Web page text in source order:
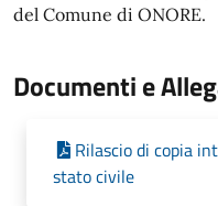
del Comune di ONORE.
Documenti e
Rilascio di copia
stato civile